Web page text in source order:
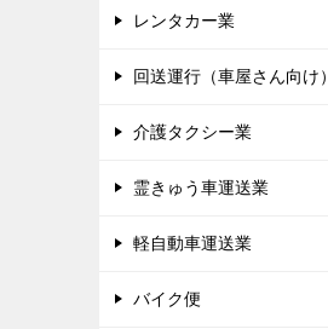
レンタカー業
回送運行（車屋さん向け）
介護タクシー業
霊きゅう車運送業
軽自動車運送業
バイク便